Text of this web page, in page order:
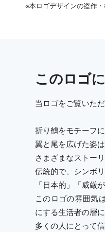
※本ロゴデザインの盗作
このロゴ
当ロゴをご覧いた
折り鶴をモチーフ
翼と尾を広げた姿
さまざまなストー
伝統的で、シンボ
「日本的」「威厳
このロゴの雰囲気
にする生活者の層に
多くの人にとって